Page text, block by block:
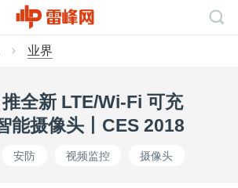
业界
全新 LTE/Wi-Fi 可充
能摄像头丨CES 2018
安防 视频监控 摄像头